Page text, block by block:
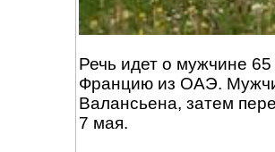
Речь идет о мужчине
Францию из ОАЭ.
Валансьена, затем
7 мая.